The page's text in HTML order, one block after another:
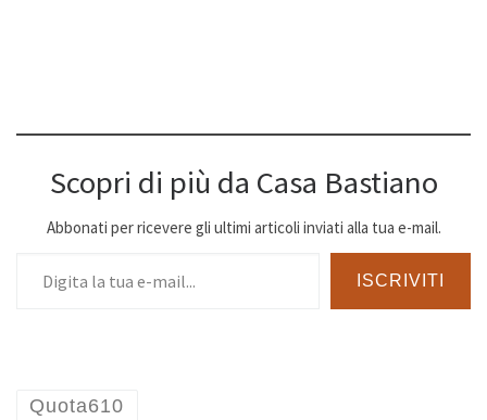
Scopri di più da Casa Bastiano
Abbonati per ricevere gli ultimi articoli inviati alla tua e-mail.
ISCRIVITI
Quota610